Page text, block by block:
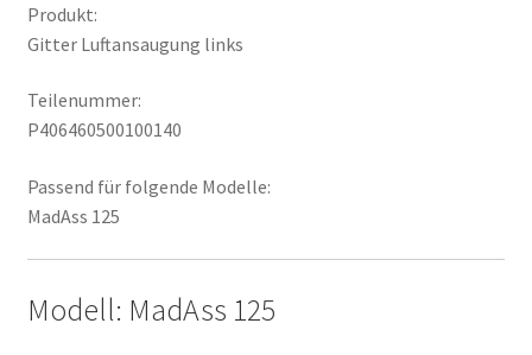
Produkt:
Gitter Luftansaugung links
Teilenummer:
P406460500100140
Passend für folgende Modelle:
MadAss 125
Modell: MadAss 125